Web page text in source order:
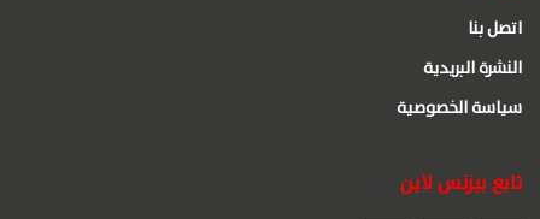
اتصل بنا
النشرة البريدية
سياسة الخصوصية
تابع بيزنس لاين